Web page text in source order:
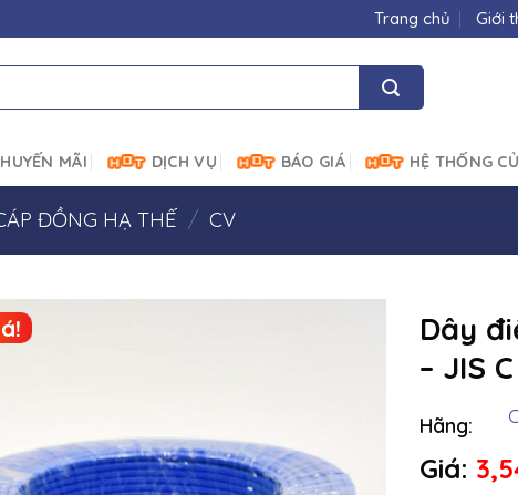
Trang chủ Giới
MÃI DỊCH VỤ BÁO GIÁ HỆ THỐNG
ĐỒNG HẠ THẾ / CV
Dây
– JIS
Giá:
Hãng: